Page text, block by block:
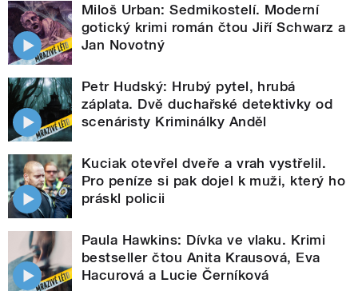
Miloš Urban: Sedmikostelí. Moderní
gotický krimi román čtou Jiří Schwarz a
Jan Novotný
Petr Hudský: Hrubý pytel, hrubá
záplata. Dvě duchařské detektivky od
scenáristy Kriminálky Anděl
Kuciak otevřel dveře a vrah vystřelil.
Pro peníze si pak dojel k muži, který ho
práskl policii
Paula Hawkins: Dívka ve vlaku. Krimi
bestseller čtou Anita Krausová, Eva
Hacurová a Lucie Černíková